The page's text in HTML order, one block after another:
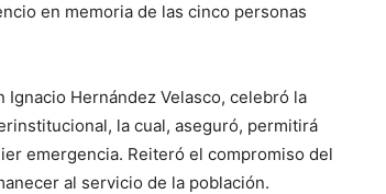
en memoria de las cinco personas
Ignacio Hernández Velasco, celebró la
la cual, aseguró, permitirá
emergencia. Reiteró el compromiso del
al servicio de la población.